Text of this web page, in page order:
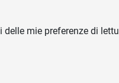
mie preferenze di